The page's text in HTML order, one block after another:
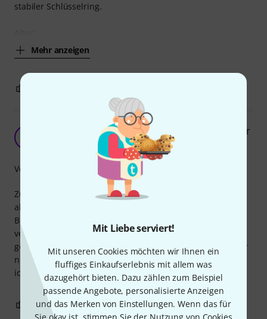
Mit Liebe serviert!
Mit unseren Cookies möchten wir Ihnen ein
fluffiges Einkaufserlebnis mit allem was
dazugehört bieten. Dazu zählen zum Beispiel
passende Angebote, personalisierte Anzeigen
und das Merken von Einstellungen. Wenn das für
stabiler Schlüsselring.
Mehr anzeigen
Mit Airtag kombiniert- Endlich kein Suchen mehr
Anonym 18.01.2022
Zu Weihnachten habe ich ein Airtag geschenkt bekommen,
allerdings nicht so schnell eine Verwendung dafür gehabt.
Beim Gitarrenspielen sind die zig Plättchen auf einmal alle
verschlampt. Ich habe daher den Airtag in den Pickholder
gesteckt (Naht musste ich etwas aufmachen, sonst passt er
nicht rein) und ein ThinPlektrum dazugesteckt. Jetzt finde
ich zumindest dieses Plektrum immer wieder :-)
Verarbeitung
0 BEWERTUNG MELDEN